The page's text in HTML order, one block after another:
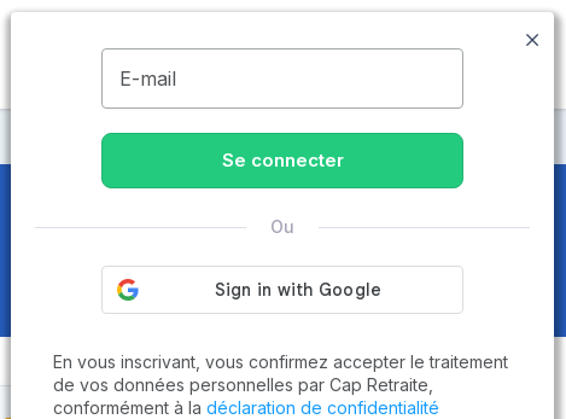
09.74.59.59.57
E-mail
Se connecter
Ou
En vous inscrivant, vous confirmez accepter le traitement
de vos données personnelles par Cap Retraite,
conformément à la déclaration de confidentialité